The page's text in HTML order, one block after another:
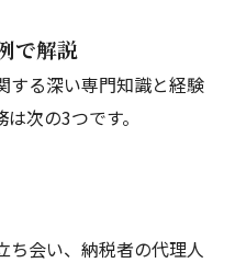
で解説
する深い専門知識と経験
次の3つです。
ち会い、納税者の代理人